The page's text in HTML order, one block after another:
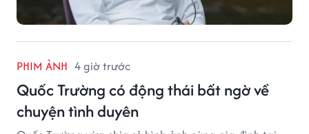
PHIM ẢNH 4 giờ trước
Quốc Trường có động thái bất ngờ về
chuyện tình duyên